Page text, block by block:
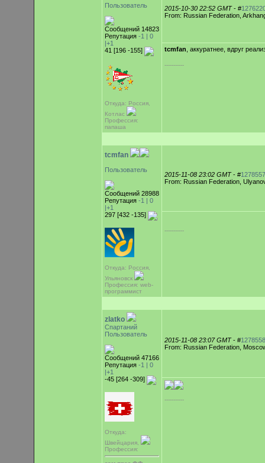
Пользователь
Сообщений 14823
Репутация -1 | 0
|+1
41 [196 -155]
Откуда: Россия,
Котлас
Профессия:
папаша
2015-10-30 22:52 GMT- #
From: Russian Federation,
tcmfan , аккуратнее, вдруг
-----------
tcmfan
Пользователь
Сообщений 28988
Репутация -1 | 0
|+1
297 [432 -135]
Откуда: Россия,
Ульяновск
Профессия: web-
программист
2015-11-08 23:02 GMT- #
From: Russian Federation,
-----------
zlatko
Спартаний
Пользователь
Сообщений 47166
Репутация -1 | 0
|+1
-45 [264 -309]
Откуда:
Швейцария,
Профессия:
2015-11-08 23:07 GMT- #
From: Russian Federation,
-----------